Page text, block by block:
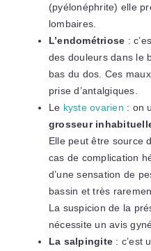
(pyélonéphrite) elle
lombaires.
L’endométriose :
des douleurs dans le
bas du dos. Ces
prise d’antalgiques.
Le kyste ovarien : on
grosseur
Elle peut être source
cas de complication
d’une sensation de
bassin et très
La suspicion de la
nécessite un avis
La salpingite : c’est